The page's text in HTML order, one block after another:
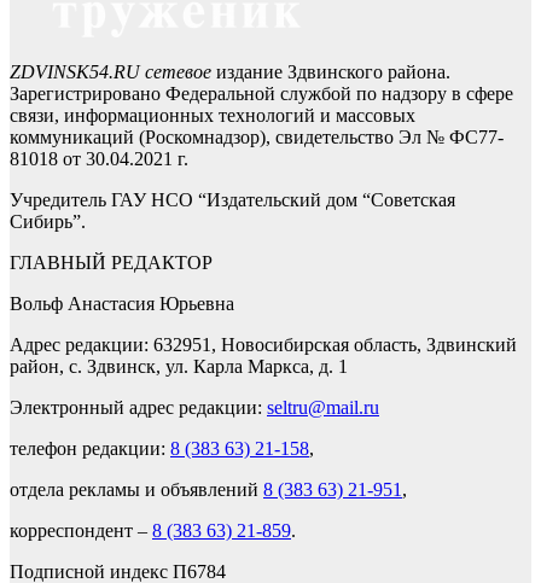
ZDVINSK54.RU сетевое издание Здвинского района.
Зарегистрировано Федеральной службой по надзору в сфере
связи, информационных технологий и массовых
коммуникаций (Роскомнадзор), свидетельство Эл № ФС77-
81018 от 30.04.2021 г.
Учредитель ГАУ НСО “Издательский дом “Советская
Сибирь”.
ГЛАВНЫЙ РЕДАКТОР
Вольф Анастасия Юрьевна
Адрес редакции: 632951, Новосибирская область, Здвинский
район, с. Здвинск, ул. Карла Маркса, д. 1
Электронный адрес редакции: seltru@mail.ru
телефон редакции: 8 (383 63) 21-158,
отдела рекламы и объявлений 8 (383 63) 21-951 ,
корреспондент – 8 (383 63) 21-859.
Подписной индекс П6784